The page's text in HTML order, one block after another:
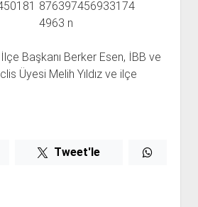
Üyesi Melih Yıldız ve ilçe